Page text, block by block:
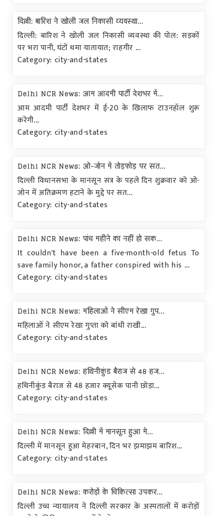
दिल्ली: बारिश ने खोली जल निकासी व्यवस्था...
दिल्ली: बारिश ने खोली जल निकासी व्यवस्था की पोल: सड़कों
पर भरा पानी, घंटों थमा यातायात; राहगीर ...
Category: city-and-states
Delhi NCR News: आम आदमी पार्टी देशभर में...
आम आदमी पार्टी देशभर में ई-20 के खिलाफ टाउनहॉल शुरू
करेगी...
Category: city-and-states
Delhi NCR News: ओ-जोन में तोड़फोड़ पर सत...
दिल्ली विधानसभा के मानसून सत्र के पहले दिन शुक्रवार को ओ-
जोन में अतिक्रमण हटाने के मुद्दे पर सत...
Category: city-and-states
Delhi NCR News: पांच महीने का नहीं हो सक...
It couldn't have been a five-month-old fetus To
save family honor, a father conspired with his ...
Category: city-and-states
Delhi NCR News: महिलाओं ने सीएम रेखा गुप...
महिलाओं ने सीएम रेखा गुप्ता को बांधी राखी...
Category: city-and-states
Delhi NCR News: हथिनीकुंड बैराज से 48 हज...
हथिनीकुंड बैराज से 48 हजार क्यूसेक पानी छोड़ा...
Category: city-and-states
Delhi NCR News: दिल्ली में मानसून हुआ मे...
दिल्ली में मानसून हुआ मेहरबान, दिन भर झमाझम बारिश...
Category: city-and-states
Delhi NCR News: करोड़ों के चिकित्सा उपकर...
दिल्ली उच्च न्यायालय ने दिल्ली सरकार के अस्पतालों में करोड़ों